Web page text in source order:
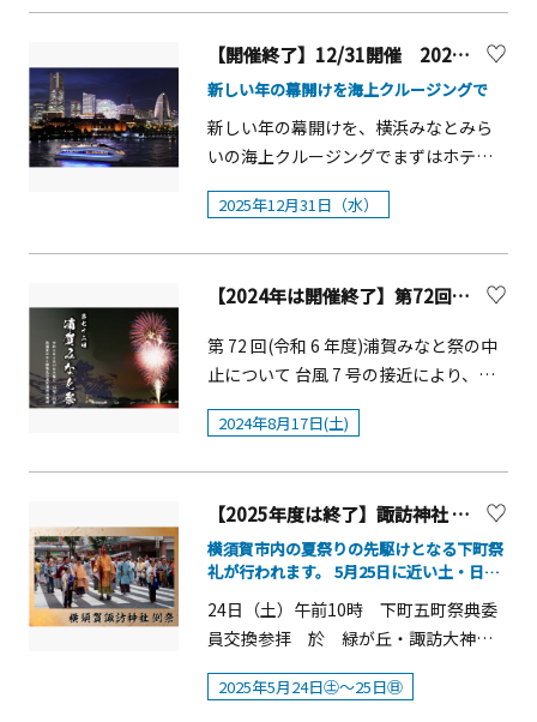
などの沖縄の伝統芸能に加え、沖縄に
ゆかりのあるアーティスト達が登場
は、沖縄出身で過去に名護観光大使が
じゅまる王子を務めた「金城めくるく
ん」を今年も迎えます。■場所：サン
サン広場 ステージ ■料金：無料■
出演者：ジャアバーボンズ（バン
ド）、イクマあきら（歌手）、ヤンバ
グトークライブ】（対象日：9月15日）
川崎競馬公式YouTubeチャンネルの人
気番組『スパーキングトークライブ』
します。耳目社アナウンサーの百瀬和
演し、沖縄や競馬についてのトークを
繰り広げます。■時間：11：30 ■場
所：サンサン広場 ステージ ■料
金：無料■ 出演者：百瀬和己（耳目社
ト）【ポニーふれあい】 （対象日：9
月13日・14日）小さなお子さまにも大
人気。かわいいポニーと触れ合えるイ
ベントを開催します。■時間① 11：00
ンニングコースも整備され、新緑や紅
葉の季節はもちろんのこと、四季を通
じて自然に親しむことができます。
&nbsp;飯山観音長谷寺は桜の名所とし
されています。満開となる3月下旬ごろ
は飯山温泉もあるので、ハイキングで
か。
ト7月26日（土）10:00～12:00 紙風鈴
を折って俳句を作ろう！7月27日（日）
10:00～12:00 小田原風鈴づくり※詳
細は下記HPにてご確認ください。
ントが盛りだくさん！！ キッチンカー
も来るので食事の心配もありません。
ぜひ、遊びに来てください。 詳しくは
境川遊水地公園HP 公園ブログ(イベン
（https://sakaigawanoevent.blogspo
催日時：2025年11月29日（土）10：00
～14：00 ※雨天中止■開催場所：境
田89-2） ■問合わせ：境川遊水地公
園 045-805-0223■アクセス：各路線
「湘南台駅」「下飯田駅」から徒歩約
15分■駐車場：今田遊水地駐車場（無
部の洪水被害を軽減させるための遊水
地を平常時には公園として有効利用す
るもので、河川事業と連携して整備を
行った、初めての県立都市公園です。
【開催終了】12/31開催 2025～2026カウントダウンクルーズ【横浜市】
新しい年の幕開けを海上クルージングで
新しい年の幕開けを、横浜みなとみら
いの海上クルージングでまずはホテル
ディナー券など豪華賞品が当たる大抽
選会で今年最後の運試し。コスモクロ
聞きながらスパークリングワインで乾
い。■開催日 2025年12月31日（水）
※荒天の場合中止■開催時間 23:00～
24:30 ※22:45までにぷかりさん橋待
合所に集合
2025年12月31日（水）
【2024年は開催終了】第72回（令和6年度）浦賀みなと祭
第 72 回(令和 6 年度)浦賀みなと祭の中
止について 台風 7 号の接近により、開
催中止することとなりました。順延も
ございません。 ペリー来航、開国の港
るお祭です。様々なイベントが浦賀港
周辺で開催され、大勢の人で賑わいま
す。祭りの最後には浦賀の夜空に約500
発の花火が上がります。（19時30分～
（約30分間））※会場に駐車場はあり
い。※イベントの詳細は公式サイトに
2024年8月17日(土)
【2025年度は終了】諏訪神社 例祭（下町祭礼）
横須賀市内の夏祭りの先駆けとなる下町祭
礼が行われます。 5月25日に近い土・日。
祈ります。
24日（土）午前10時 下町五町祭典委
員交換参拝 於 緑が丘・諏訪大神社
午前11時 下町五町祭典委員交換参
拝 於 若松町・諏訪神社（当社）午
2025年5月24日㊏～25日㊐